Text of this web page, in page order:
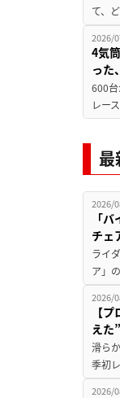
て、
2026/
4気
った
600
レー
2026/
「
チェ
ライ
ア」
2026/
【
えた
滑ら
季初
2026/